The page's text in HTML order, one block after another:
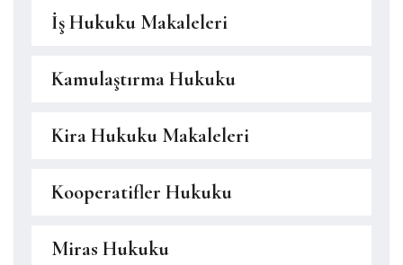
İş Hukuku Makaleleri
Kamulaştırma Hukuku
Kira Hukuku Makaleleri
Kooperatifler Hukuku
Miras Hukuku